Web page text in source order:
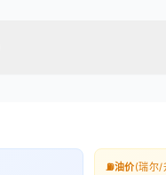
⛽油价(瑞尔/